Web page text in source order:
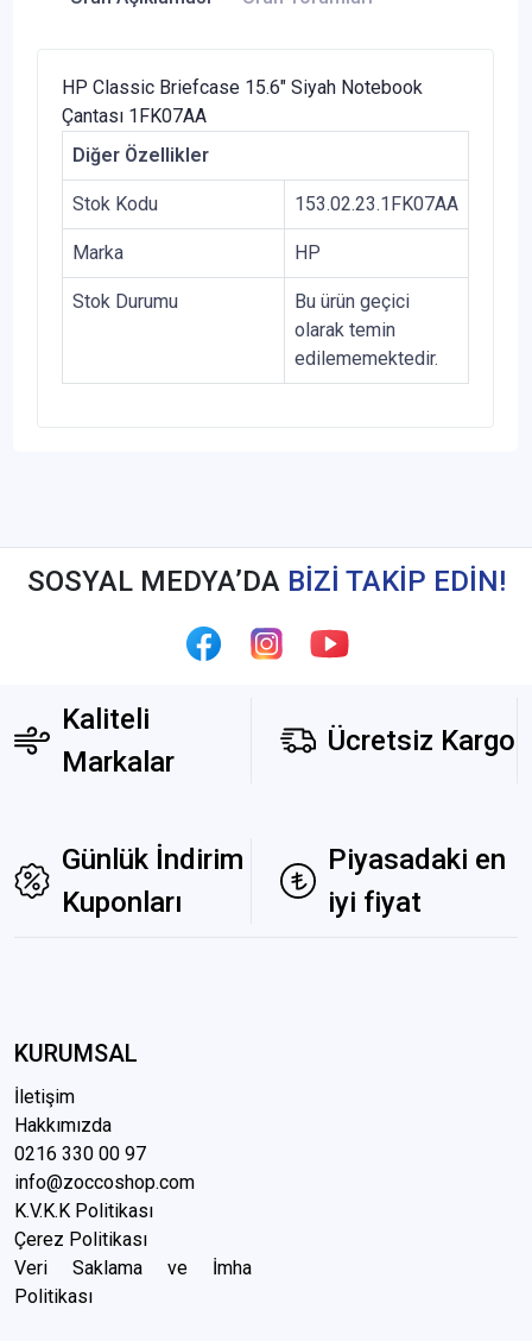
HP Classic Briefcase 15.6" Siyah Notebook
Çantası 1FK07AA
Diğer Özellikler
Stok Kodu 153.02.23.1FK07AA
Marka HP
Stok Durumu
Bu ürün geçici
olarak temin
edilememektedir.
SOSYAL MEDYA’DA BİZİ TAKİP EDİN!
Kaliteli
Markalar
Ücretsiz Kargo
Günlük İndirim
Kuponları
Piyasadaki en
iyi fiyat
KURUMSAL
İletişim
Hakkımızda
0216 330 00 97
info@zoccoshop.com
K.V.K.K Politikası
Çerez Politikası
Veri Saklama ve İmha
Politikası